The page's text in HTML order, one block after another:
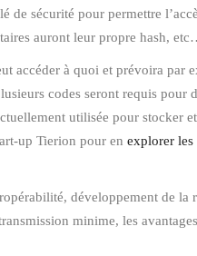
sécurité pour permettre
auront leur propre hash,
accéder à quoi et prévoira par
codes seront requis pour
utilisée pour stocker et
up Tierion pour en explorer les
développement de la
minime, les